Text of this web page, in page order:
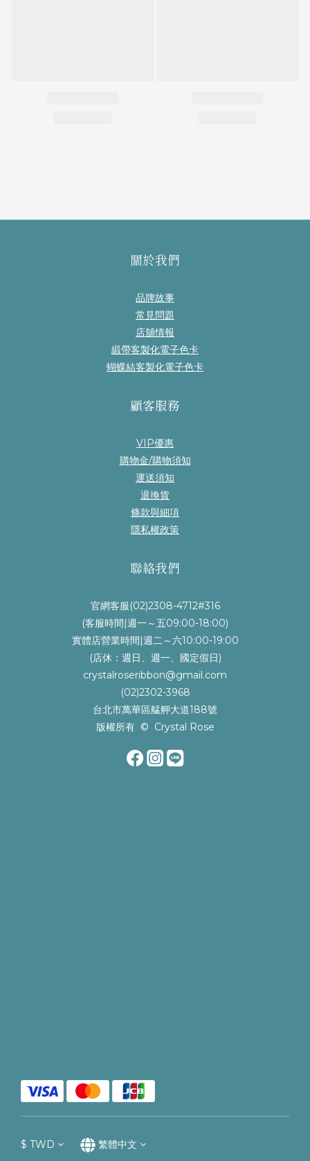
關於我們
品牌故事
常見問題
店舖情報
緞帶客製化電子色卡
蝴蝶結客製化電子色卡
顧客服務
VIP優惠
購物金/購物須知
運送須知
退換貨
條款與細項
隱私權政策
聯絡我們
官網客服(02)2308-4712#316
(客服時間|週一～五09:00-18:00)
實體店營業時間|週二～六10:00-19:00
(店休：週日、週一、國定假日)
crystalroseribbon@gmail.com
(02)2302-3968
台北市萬華區艋舺大道188號
版權所有 © Crystal Rose
$ TWD 繁體中文